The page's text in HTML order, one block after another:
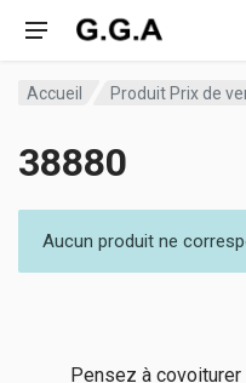
Accueil Produit Prix de
38880
Aucun produit ne
Pensez à